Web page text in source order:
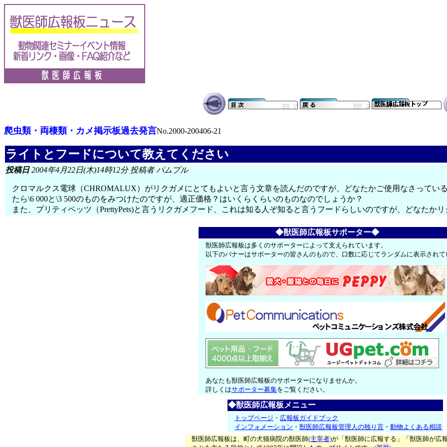
爬虫類・両棲類・カメ掲示板過去発言No.2000-200406-21
ライトとフードについて教えてください
投稿日2004年4月22日(木)14時12分 投稿者 パムプル
クロマルクス電球（CHROMALUX）がリクガメにとてもよいと言う文章を読んだのですが、どなたかご使用なさってい
たら\6 000と\3 500のものをみつけたのですが、適正価格？はいくらくらいのものなのでしょうか？
また、プリティペッツ（PrettyPets)と言うリクガメフード、これは知る人ぞ知ると言うフードらしいのですが、どなたか
◆獣医師広報板サポーター◆
獣医師広報板は多くのサポーターによって支えられています。
以下のバナーはサポーターの皆さんのもので、口数に応じてランダムに表示されて
あなたも獣医師広報板のサポーターになりませんか。
詳しくはサポーター募集をご覧ください。
◆獣医師広報板メニュー
トップページ ・ 広報板ガイドブック
インフォメーション ・獣医師広報板管理人の独り言 ・動物よくある相談
獣医師広報板は、町の犬猫病院の獣医師(主宰者)が「獣医師に広報する」「獣医師が広報